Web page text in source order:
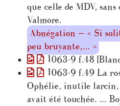
que celle de MDV,
Valmore.
Abnégation — « Si
peu bruyante,… »
1063-9 f.48
1063-9 f.49 La
Ophélie, inutile larcin,
avait été touchée. …